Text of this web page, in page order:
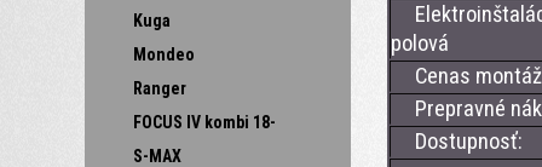
Kuga
Mondeo
Ranger
FOCUS IV kombi 18-
S-MAX
polová
Cenas
Prepravné
Dostupnosť: